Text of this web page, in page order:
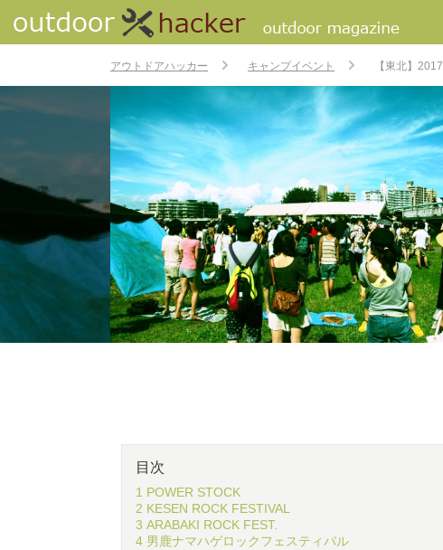
アウトドアハッカー キャンプイベント 【東北】
目次
1 POWER STOCK
2 KESEN ROCK FESTIVAL
3 ARABAKI ROCK FEST.
4 男鹿ナマハゲロックフェスティバル